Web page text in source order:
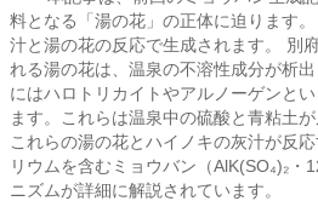
料となる「湯の花」の正体に迫ります
汁と湯の花の反応で生成されます。 別
れる湯の花は、温泉の不溶性成分が析
にはハロトリカイトやアルノーゲンと
ます。これらは温泉中の硫酸と青粘土
これらの湯の花とハイノキの灰汁が反
リウムを含むミョウバン（AlK(SO₄)₂・
ニズムが詳細に解説されています。